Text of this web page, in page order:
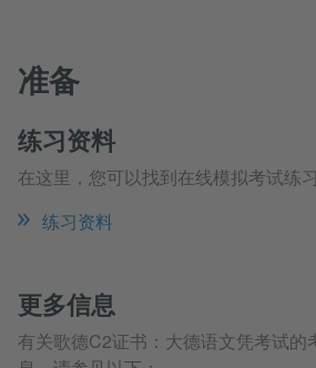
准备
练习资料
在这里，您可以找到在线模拟考试练
练习资料
更多信息
有关歌德C2证书：大德语文凭考试的